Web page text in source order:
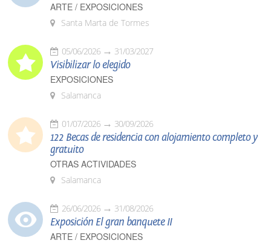
ARTE / EXPOSICIONES
Santa Marta de Tormes
05/06/2026 31/03/2027
Visibilizar lo elegido
EXPOSICIONES
Salamanca
01/07/2026 30/09/2026
122 Becas de residencia con alojamiento completo y
gratuito
OTRAS ACTIVIDADES
Salamanca
26/06/2026 31/08/2026
Exposición El gran banquete II
ARTE / EXPOSICIONES